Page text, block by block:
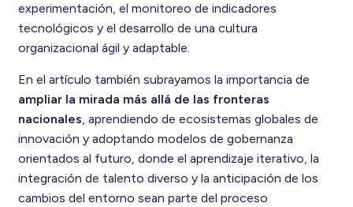
experimentación, el monitoreo de indicadores
tecnológicos y el desarrollo de una cultura
organizacional ágil y adaptable.
En el artículo también subrayamos la importancia de
ampliar la mirada más allá de las fronteras
nacionales, aprendiendo de ecosistemas globales de
innovación y adoptando modelos de gobernanza
orientados al futuro, donde el aprendizaje iterativo, la
integración de talento diverso y la anticipación de los
cambios del entorno sean parte del proceso